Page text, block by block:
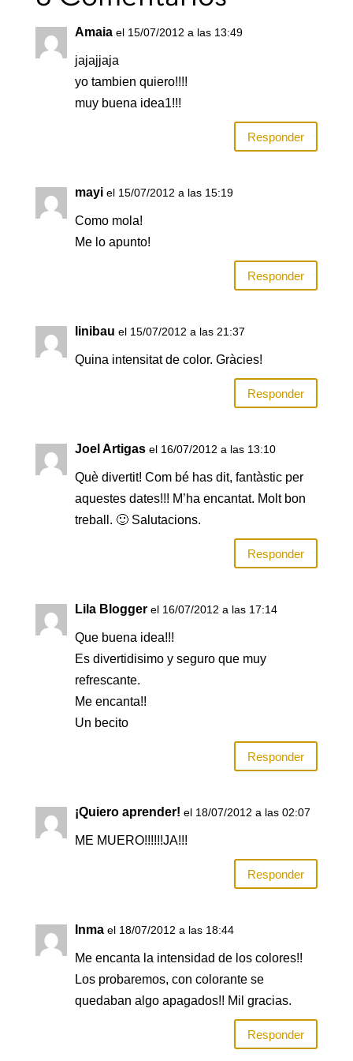
o
o
k
p
Amaia el 15/07/2012 a las 13:49
jajajjaja
yo tambien quiero!!!!
muy buena idea1!!!
Responder
mayi el 15/07/2012 a las 15:19
Como mola!
Me lo apunto!
Responder
linibau el 15/07/2012 a las 21:37
Quina intensitat de color. Gràcies!
Responder
Joel Artigas el 16/07/2012 a las 13:10
Què divertit! Com bé has dit, fantàstic per
aquestes dates!!! M’ha encantat. Molt bon
treball. 🙂 Salutacions.
Responder
Lila Blogger el 16/07/2012 a las 17:14
Que buena idea!!!
Es divertidisimo y seguro que muy
refrescante.
Me encanta!!
Un becito
Responder
¡Quiero aprender! el 18/07/2012 a las 02:07
ME MUERO!!!!!!JA!!!
Responder
Inma el 18/07/2012 a las 18:44
Me encanta la intensidad de los colores!!
Los probaremos, con colorante se
quedaban algo apagados!! Mil gracias.
Responder